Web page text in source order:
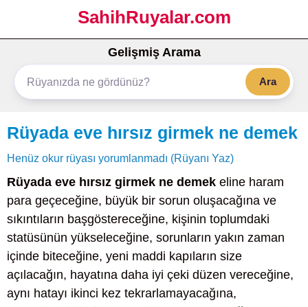
SahihRuyalar.com
Gelişmiş Arama
Ara
Rüyada eve hırsız girmek ne demek
Henüz okur rüyası yorumlanmadı (Rüyanı Yaz)
Rüyada eve hırsız girmek ne demek eline haram
para geçeceğine, büyük bir sorun oluşacağına ve
sıkıntıların başgöstereceğine, kişinin toplumdaki
statüsünün yükseleceğine, sorunların yakın zaman
içinde biteceğine, yeni maddi kapıların size
açılacağın, hayatına daha iyi çeki düzen vereceğine,
aynı hatayı ikinci kez tekrarlamayacağına,